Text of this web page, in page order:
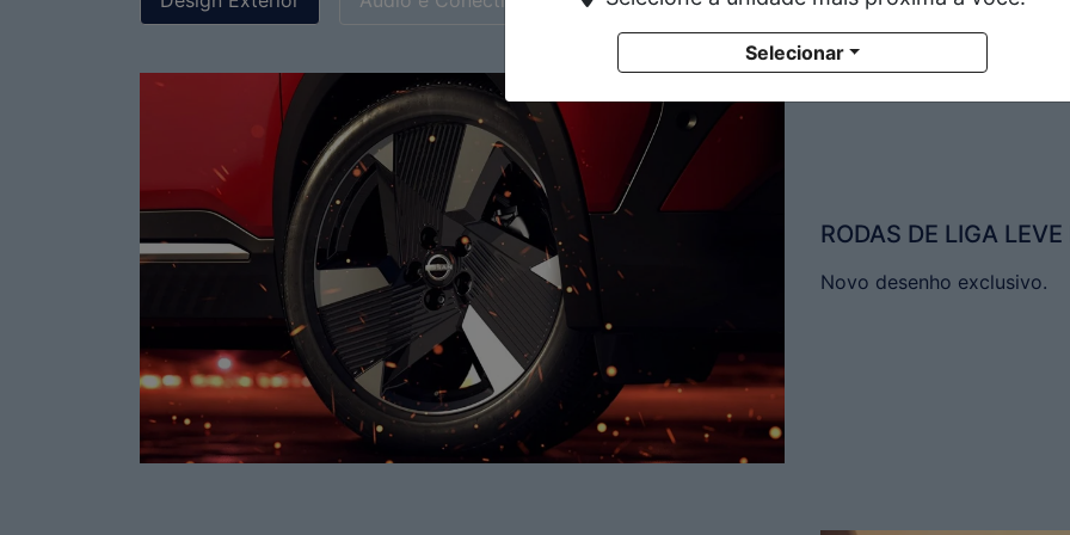
RODAS DE LIGA LEVE
Novo desenho exclusivo.
Selecionar